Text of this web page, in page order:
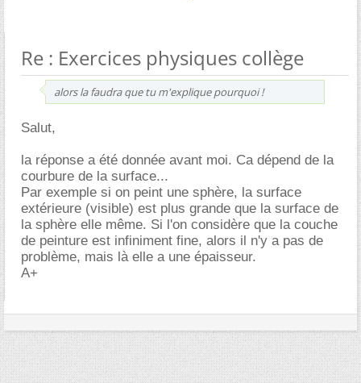
Re : Exercices physiques collège
alors la faudra que tu m'explique pourquoi !
Salut,
la réponse a été donnée avant moi. Ca dépend de la
courbure de la surface...
Par exemple si on peint une sphère, la surface
extérieure (visible) est plus grande que la surface de
la sphère elle même. Si l'on considère que la couche
de peinture est infiniment fine, alors il n'y a pas de
problème, mais là elle a une épaisseur.
A+